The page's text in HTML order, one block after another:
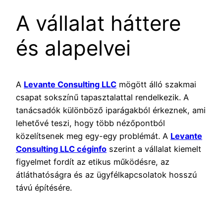
A vállalat háttere
és alapelvei
A Levante Consulting LLC mögött álló szakmai
csapat sokszínű tapasztalattal rendelkezik. A
tanácsadók különböző iparágakból érkeznek, ami
lehetővé teszi, hogy több nézőpontból
közelítsenek meg egy-egy problémát. A Levante
Consulting LLC céginfo szerint a vállalat kiemelt
figyelmet fordít az etikus működésre, az
átláthatóságra és az ügyfélkapcsolatok hosszú
távú építésére.